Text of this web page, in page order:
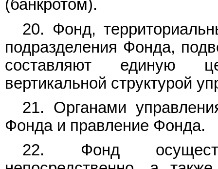
(банкротом).
20. Фонд,
подразделения Фонда,
составляют единую
вертикальной структурой
21. Органами
Фонда и правление Фонда.
22. Фонд